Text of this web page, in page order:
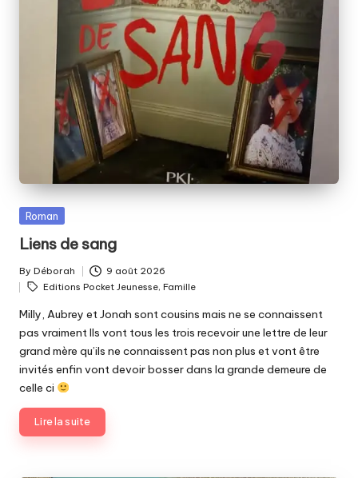
Posted
Roman
Liens de sang
Posted
by
By Déborah 9 août 2026
Tags:
Editions Pocket Jeunesse, Famille
Milly, Aubrey et Jonah sont cousins mais ne se connaissent
pas vraiment Ils vont tous les trois recevoir une lettre de leur
grand mère qu’ils ne connaissent pas non plus et vont être
invités enfin vont devoir bosser dans la grande demeure de
celle ci
Lire la suite